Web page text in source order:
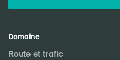
Domaine
Route et trafic